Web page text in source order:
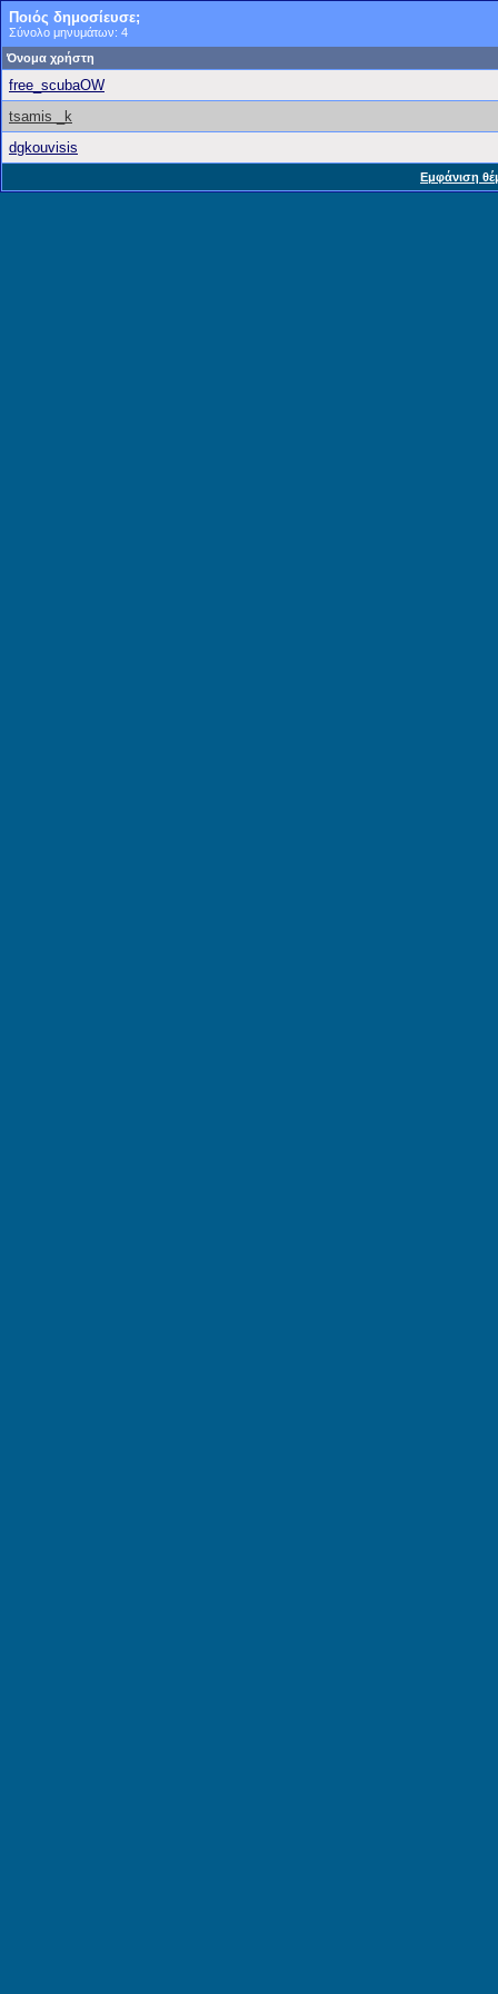
Ποιός δημοσίευσε;
Σύνολο μηνυμάτων: 4
Όνομα χρήστη
free_scubaOW
tsamis _k
dgkouvisis
Εμφάνιση